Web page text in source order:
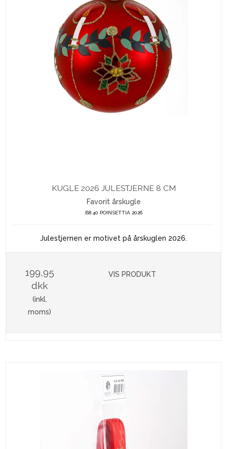
KUGLE 2026 JULESTJERNE 8 CM
Favorit årskugle
B8 40 POINSETTIA 2026
Julestjernen er motivet på årskuglen 2026.
199,95
dkk
(inkl.
moms)
VIS PRODUKT